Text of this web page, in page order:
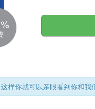
样你就可以亲眼看到你和我